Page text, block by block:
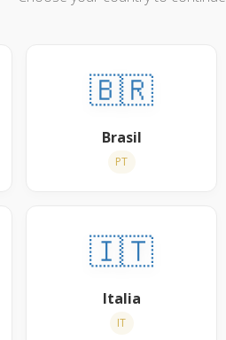
🇧🇷
Brasil
PT
🇮🇹
Italia
IT